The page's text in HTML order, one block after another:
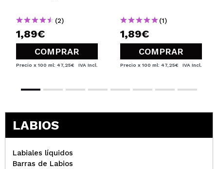
(2)
1,89€
COMPRAR
Precio x 100 ml: 47,25€ IVA Incl.
(1)
1,89€
COMPRAR
Precio x 100 ml: 47,25€ IVA Incl.
LABIOS
Labiales líquidos
Barras de Labios